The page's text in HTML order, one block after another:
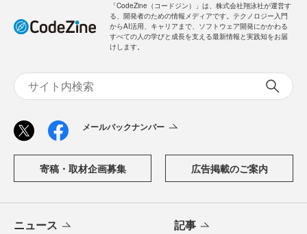
「CodeZine（コードジン）」は、株式会社翔泳社が運営す
る、開発者のための情報メディアです。テクノロジー入門
からAI活用、キャリアまで、ソフトウェア開発にかかわる
すべての人の学びと成長を支える最新情報と実践知をお届
けします。
メールバックナンバー
寄稿・取材企画募集 広告掲載のご案内
ニュース 記事